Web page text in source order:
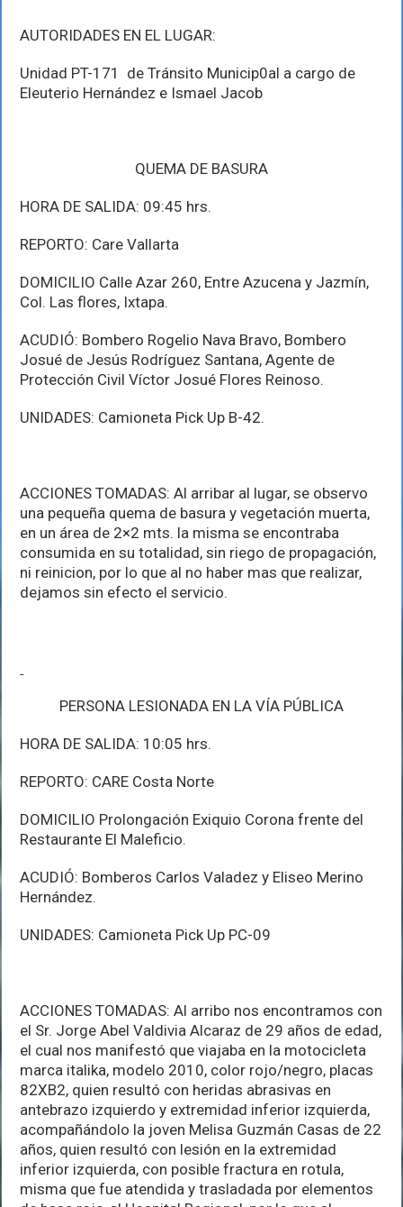
AUTORIDADES EN EL LUGAR:
Unidad PT-171 de Tránsito Municip0al a cargo de
Eleuterio Hernández e Ismael Jacob
QUEMA DE BASURA
HORA DE SALIDA: 09:45 hrs.
REPORTO: Care Vallarta
DOMICILIO Calle Azar 260, Entre Azucena y Jazmín,
Col. Las flores, Ixtapa.
ACUDIÓ: Bombero Rogelio Nava Bravo, Bombero
Josué de Jesús Rodríguez Santana, Agente de
Protección Civil Víctor Josué Flores Reinoso.
UNIDADES: Camioneta Pick Up B-42.
ACCIONES TOMADAS: Al arribar al lugar, se observo
una pequeña quema de basura y vegetación muerta,
en un área de 2×2 mts. la misma se encontraba
consumida en su totalidad, sin riego de propagación,
ni reinicion, por lo que al no haber mas que realizar,
dejamos sin efecto el servicio.
PERSONA LESIONADA EN LA VÍA PÚBLICA
HORA DE SALIDA: 10:05 hrs.
REPORTO: CARE Costa Norte
DOMICILIO Prolongación Exiquio Corona frente del
Restaurante El Maleficio.
ACUDIÓ: Bomberos Carlos Valadez y Eliseo Merino
Hernández.
UNIDADES: Camioneta Pick Up PC-09
ACCIONES TOMADAS: Al arribo nos encontramos con
el Sr. Jorge Abel Valdivia Alcaraz de 29 años de edad,
el cual nos manifestó que viajaba en la motocicleta
marca italika, modelo 2010, color rojo/negro, placas
82XB2, quien resultó con heridas abrasivas en
antebrazo izquierdo y extremidad inferior izquierda,
acompañándolo la joven Melisa Guzmán Casas de 22
años, quien resultó con lesión en la extremidad
inferior izquierda, con posible fractura en rotula,
misma que fue atendida y trasladada por elementos